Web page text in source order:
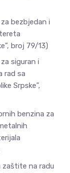
bezbjedan i
broj 79/13)
siguran i
rad sa
Srpske”,
benzina za
zaštite na radu